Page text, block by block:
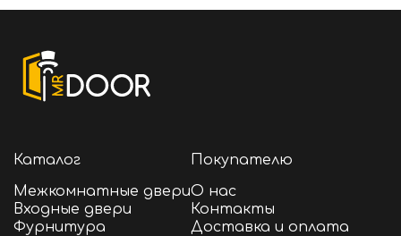
Каталог
Межкомнатные двери
Входные двери
Фурнитура
Покупателю
О нас
Контакты
Доставка и оплата